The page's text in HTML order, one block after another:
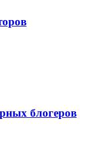
блогеров